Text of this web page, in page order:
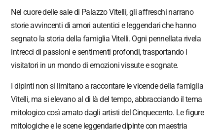
Nel cuore delle sale di Palazzo Vitelli, gli affreschi narrano
storie avvincenti di amori autentici e leggendari che hanno
segnato la storia della famiglia Vitelli. Ogni pennellata rivela
intrecci di passioni e sentimenti profondi, trasportando i
visitatori in un mondo di emozioni vissute e sognate.
I dipinti non si limitano a raccontare le vicende della famiglia
Vitelli, ma si elevano al di là del tempo, abbracciando il tema
mitologico così amato dagli artisti del Cinquecento. Le figure
mitologiche e le scene leggendarie dipinte con maestria